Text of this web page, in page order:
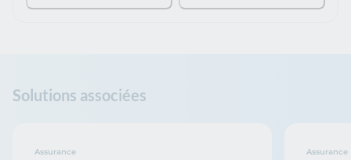
Solutions associées
Assurance Assurance